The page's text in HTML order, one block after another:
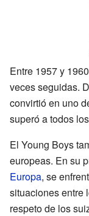
Entre 1957 y
veces seguidas.
convirtió en uno
superó a todos
El Young Boys
europeas. En su
Europa, se
situaciones entre
respeto de los